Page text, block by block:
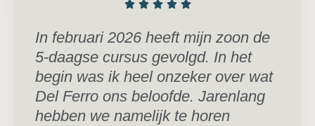
In februari 2026 heeft mijn zoon de
5-daagse cursus gevolgd. In het
begin was ik heel onzeker over wat
Del Ferro ons beloofde. Jarenlang
hebben we namelijk te horen